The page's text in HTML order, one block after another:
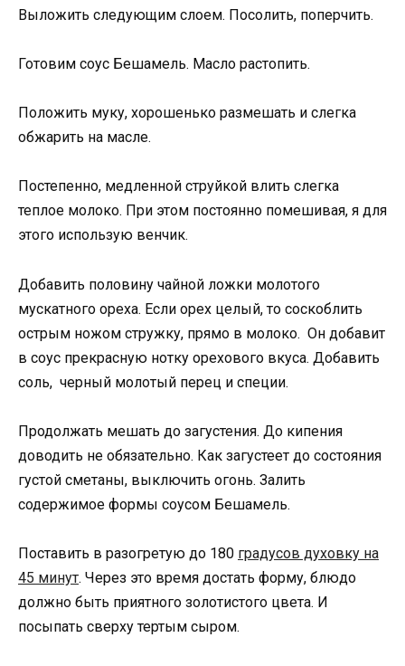
Выложить следующим слоем. Посолить, поперчить.
Готовим соус Бешамель. Масло растопить.
Положить муку, хорошенько размешать и слегка
обжарить на масле.
Постепенно, медленной струйкой влить слегка
теплое молоко. При этом постоянно помешивая, я для
этого использую венчик.
Добавить половину чайной ложки молотого
мускатного ореха. Если орех целый, то соскоблить
острым ножом стружку, прямо в молоко. Он добавит
в соус прекрасную нотку орехового вкуса. Добавить
соль, черный молотый перец и специи.
Продолжать мешать до загустения. До кипения
доводить не обязательно. Как загустеет до состояния
густой сметаны, выключить огонь. Залить
содержимое формы соусом Бешамель.
Поставить в разогретую до 180 градусов духовку на
45 минут. Через это время достать форму, блюдо
должно быть приятного золотистого цвета. И
посыпать сверху тертым сыром.